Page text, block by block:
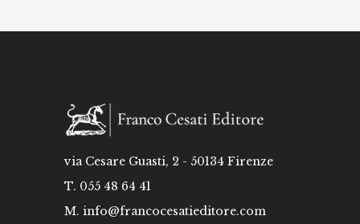
via Cesare Guasti, 2 - 50134 Firenze
T. 055 48 64 41
M. info@francocesatieditore.com